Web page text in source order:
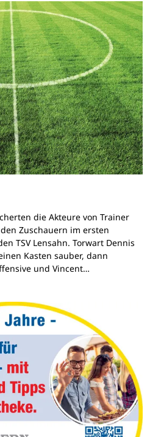
die Akteure von Trainer
Zuschauern im ersten
TSV Lensahn. Torwart Dennis
Kasten sauber, dann
und Vincent…